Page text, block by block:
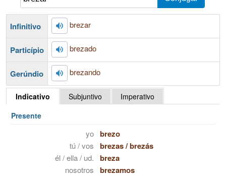
Infinitivo brezar
Particípio brezado
Gerúndio brezando
Indicativo Subjuntivo
Imperativo
Presente
yo brezo
tú / vos brezas/brezás
él / ella / ud. breza
nosotros brezamos